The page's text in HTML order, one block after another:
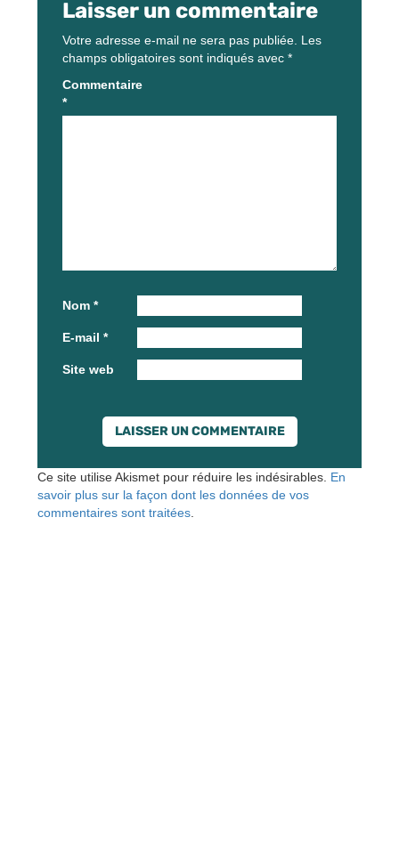
Laisser un commentaire
Votre adresse e-mail ne sera pas publiée. Les
champs obligatoires sont indiqués avec *
Commentaire
*
Nom *
E-mail *
Site web
Ce site utilise Akismet pour réduire les indésirables. En
savoir plus sur la façon dont les données de vos
commentaires sont traitées